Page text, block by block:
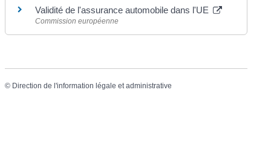
Validité de l'assurance automobile dans l'UE
Commission européenne
© Direction de l'information légale et administrative